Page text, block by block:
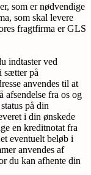
som er nødvendige
som skal levere
fragtfirma er GLS
indtaster ved
sætter på
anvendes til at
afsendelse fra os og
på din
i din ønskede
en kreditnotat fra
eventuelt beløb i
anvendes af
du kan afhente din